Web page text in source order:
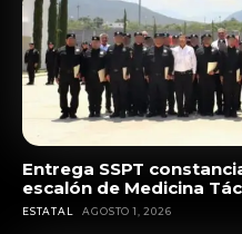
Entrega SSPT
escalón de Medicina
ESTATAL AGOSTO 1, 2026